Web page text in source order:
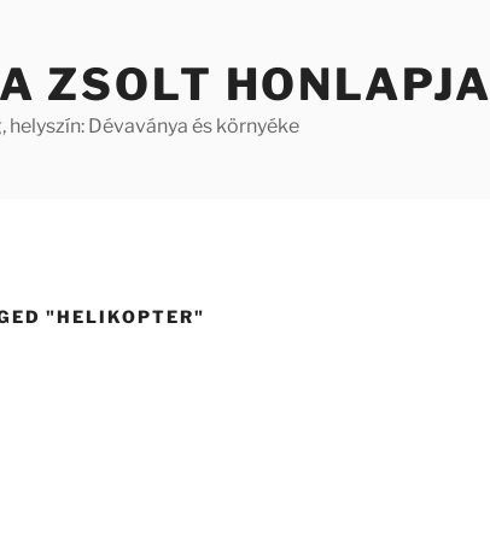
ZSOLT HONLAPJA
helyszín: Dévaványa és környéke
"HELIKOPTER"